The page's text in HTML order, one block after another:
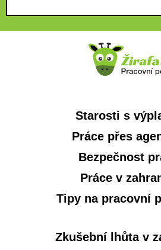
Starosti s
Práce přes
Bezpečnost
Práce v
Tipy na pracovní
Zkušební lhůta v